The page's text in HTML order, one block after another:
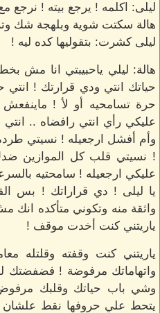
ليلى: اكلمه ! يرجع بيته ! نرجع
هالة سكتت شوية وبلهجة شك
ليلى كشرت: بتقوليها كده ليه !
هالة: ليلي ياحبيبتي انا مش
حياتك انتي ودي قرارتك !
حرة تسامحيه أو لأ !
عليكي رأي انتي رافضاه ..
وأم أفشل ارجعيله ! نسيتي
! نسيتي قلب كل الموازين
عليكي ارجعيله ! سامحتيه
يا ليلى ! دي قراراتك ! بس
واثقة منه وتكوني متأكده
ياريتني كنت أخدت موقف !
ياريتني كنت وقفته وقلتله
واتهاماتك مرفوضة ! فضفضتك
وشي باب حياتك وقلبك
يتحط علي حروفها نقط علشان